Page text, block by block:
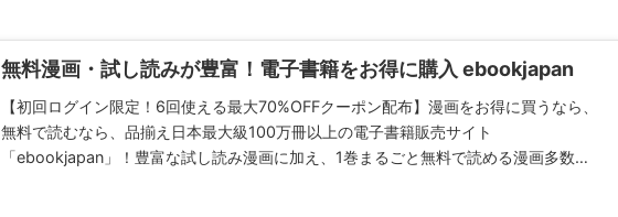
無料漫画・試し読みが豊富！電子書籍をお得に購入 ebookjapan
【初回ログイン限定！6回使える最大70%OFFクーポン配布】漫画をお得に買うなら、
無料で読むなら、品揃え日本最大級100万冊以上の電子書籍販売サイト
「ebookjapan」！豊富な試し読み漫画に加え、1巻まるごと無料で読める漫画多数、